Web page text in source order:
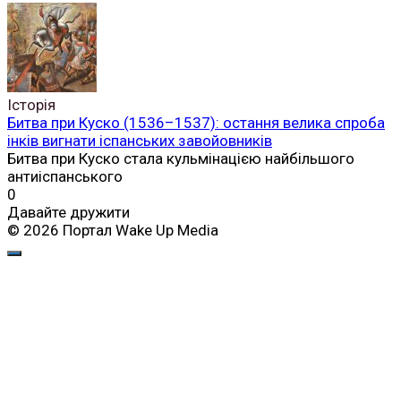
Історія
Битва при Куско (1536–1537): остання велика спроба
інків вигнати іспанських завойовників
Битва при Куско стала кульмінацією найбільшого
антиіспанського
0
Давайте дружити
© 2026 Портал Wake Up Media